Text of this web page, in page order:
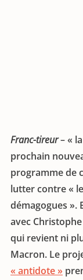
Franc-tireur– «
prochain
programme de
lutter contre «
démagogues ».
avec
qui revient ni
Macron. Le
« antidote »